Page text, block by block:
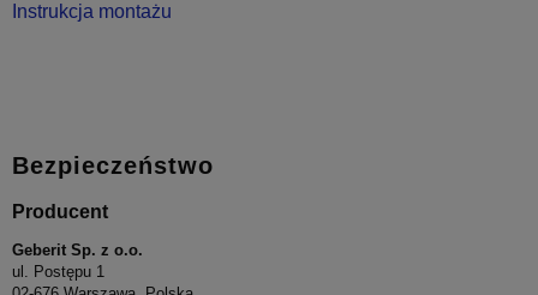
Instrukcja montażu
Bezpieczeństwo
Producent
Geberit Sp. z o.o.
ul. Postępu 1